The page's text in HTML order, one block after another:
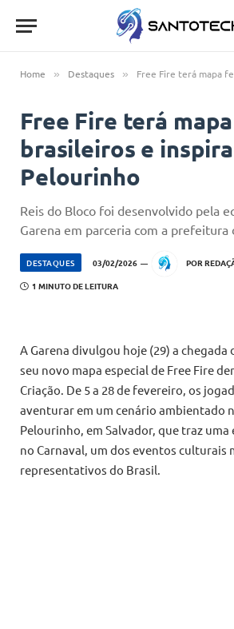
Home » Destaques » Free Fire terá mapa feito por
Free Fire terá
brasileiros e
Pelourinho
Reis do Bloco foi desenvolvido pela
Garena em parceria com a prefeitura
DESTAQUES 03/02/2026 POR
1 MINUTO DE LEITURA
A Garena divulgou hoje (29) a chegada
seu novo mapa especial de Free Fire
Criação. De 5 a 28 de fevereiro, os
aventurar em um cenário ambientado
Pelourinho, em Salvador, que traz
no Carnaval, um dos eventos culturais
representativos do Brasil.